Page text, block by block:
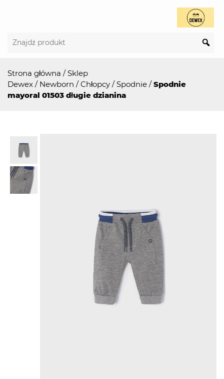
Strona główna /Sklep
Dewex / Newborn /Chłopcy /Spodnie /Spodnie
mayoral 01503 długie dzianina